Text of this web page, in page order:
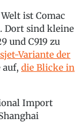
ist Comac
Dort sind kleine
und C919 zu
Variante der
auf, die Blicke in
Import